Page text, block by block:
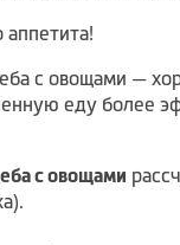
аппетита!
с овощами —
еду более
с овощами